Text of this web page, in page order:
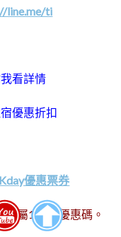
line.me/ti
看詳情
優惠折扣
優惠票券
屬100元優惠碼。